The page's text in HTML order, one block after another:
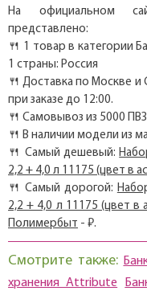
На официальном
представлено:
🍴 1 товар в категории
1 страны: Россия
🍴 Доставка по Москве и
при заказе до 12:00.
🍴 Самовывоз из 5000
🍴 В наличии модели из
🍴 Самый дешевый:
2,2 + 4,0 л 11175 (цвет в
🍴 Самый дорогой:
2,2 + 4,0 л 11175 (цвет в
Полимербыт - ₽.
Смотрите также:
хранения Attribute